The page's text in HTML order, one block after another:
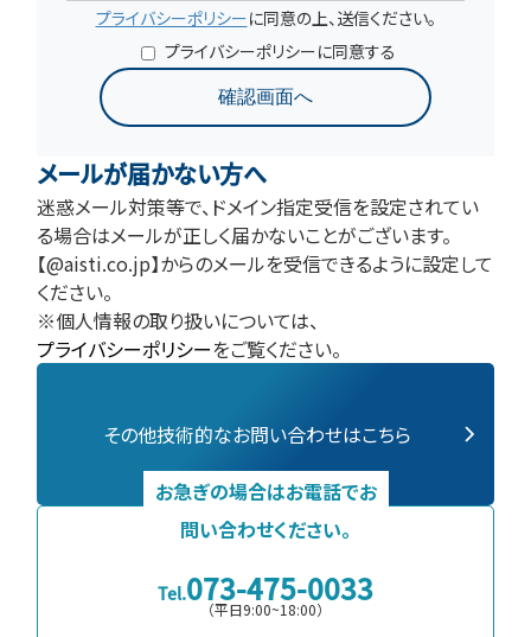
プライバシーポリシーに同意の上、送信ください。
プライバシーポリシーに同意する
確認画面へ
メールが届かない方へ
迷惑メール対策等で、ドメイン指定受信を設定されてい
る場合はメールが正しく届かないことがございます。
【@aisti.co.jp】からのメールを受信できるように設定して
ください。
※個人情報の取り扱いについては、
プライバシーポリシーをご覧ください。
その他技術的なお問い合わせはこちら
Tel.073-475-0033
（平日9:00~18:00）
お急ぎの場合はお電話でお
問い合わせください。